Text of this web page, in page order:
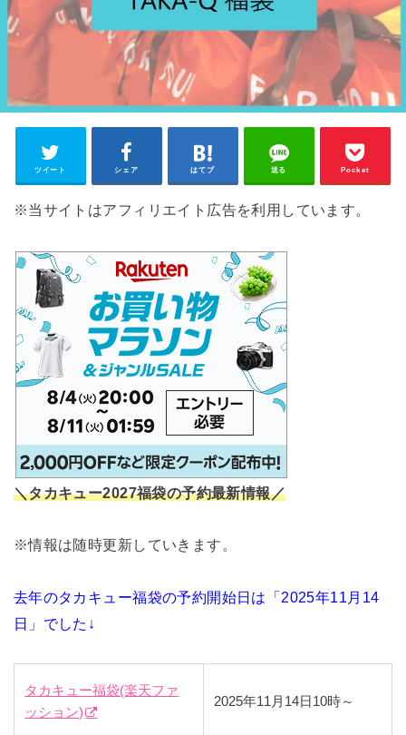
ツイート シェア はてブ 送る Pocket
※当サイトはアフィリエイト広告を利用しています。
＼タカキュー2027福袋の予約最新情報／
※情報は随時更新していきます。
去年のタカキュー福袋の予約開始日は「2025年11月14
日」でした↓
タカキュー福袋(楽天ファ
ッション)
2025年11月14日10時～